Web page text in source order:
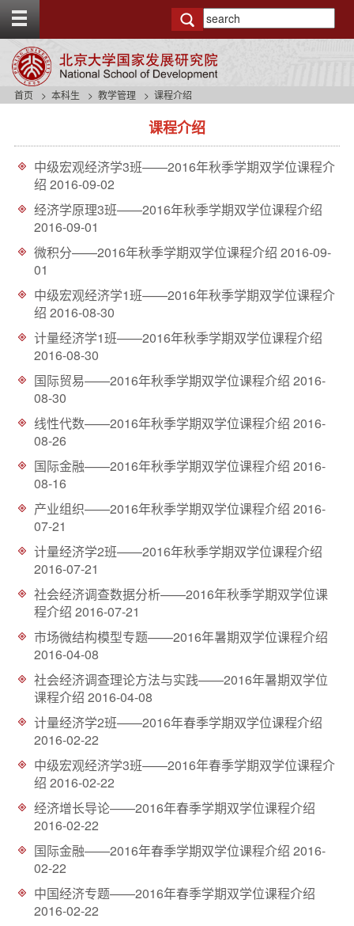
g
t
首页 本科生 教学管理 课程介绍
课程介绍
中级宏观经济学3班——2016年秋季学期双学位课程介
绍 2016-09-02
经济学原理3班——2016年秋季学期双学位课程介绍
2016-09-01
微积分——2016年秋季学期双学位课程介绍 2016-09-
01
中级宏观经济学1班——2016年秋季学期双学位课程介
绍 2016-08-30
计量经济学1班——2016年秋季学期双学位课程介绍
2016-08-30
国际贸易——2016年秋季学期双学位课程介绍 2016-
08-30
线性代数——2016年秋季学期双学位课程介绍 2016-
08-26
国际金融——2016年秋季学期双学位课程介绍 2016-
08-16
产业组织——2016年秋季学期双学位课程介绍 2016-
07-21
计量经济学2班——2016年秋季学期双学位课程介绍
2016-07-21
社会经济调查数据分析——2016年秋季学期双学位课
程介绍 2016-07-21
市场微结构模型专题——2016年暑期双学位课程介绍
2016-04-08
社会经济调查理论方法与实践——2016年暑期双学位
课程介绍 2016-04-08
计量经济学2班——2016年春季学期双学位课程介绍
2016-02-22
中级宏观经济学3班——2016年春季学期双学位课程介
绍 2016-02-22
经济增长导论——2016年春季学期双学位课程介绍
2016-02-22
国际金融——2016年春季学期双学位课程介绍 2016-
02-22
中国经济专题——2016年春季学期双学位课程介绍
2016-02-22